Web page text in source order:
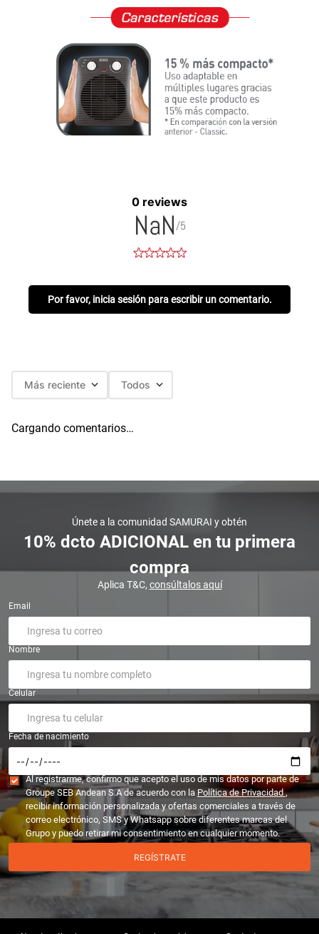
0 reviews
NaN/5
Por favor, inicia sesión para escribir un comentario.
Más reciente Todos
Cargando comentarios…
Únete a la comunidad SAMURAI y obtén
10% dcto ADICIONAL en tu primera
compra
Aplica T&C, consúltalos aquí
Email
Nombre
Celular
Fecha de nacimiento
Al registrarme, confirmo que acepto el uso de mis datos por parte de
Groupe SEB Andean S.A de acuerdo con la Política de Privacidad,
recibir información personalizada y ofertas comerciales a través de
correo electrónico, SMS y Whatsapp sobre diferentes marcas del
Grupo y puedo retirar mi consentimiento en cualquier momento.
REGÍSTRATE